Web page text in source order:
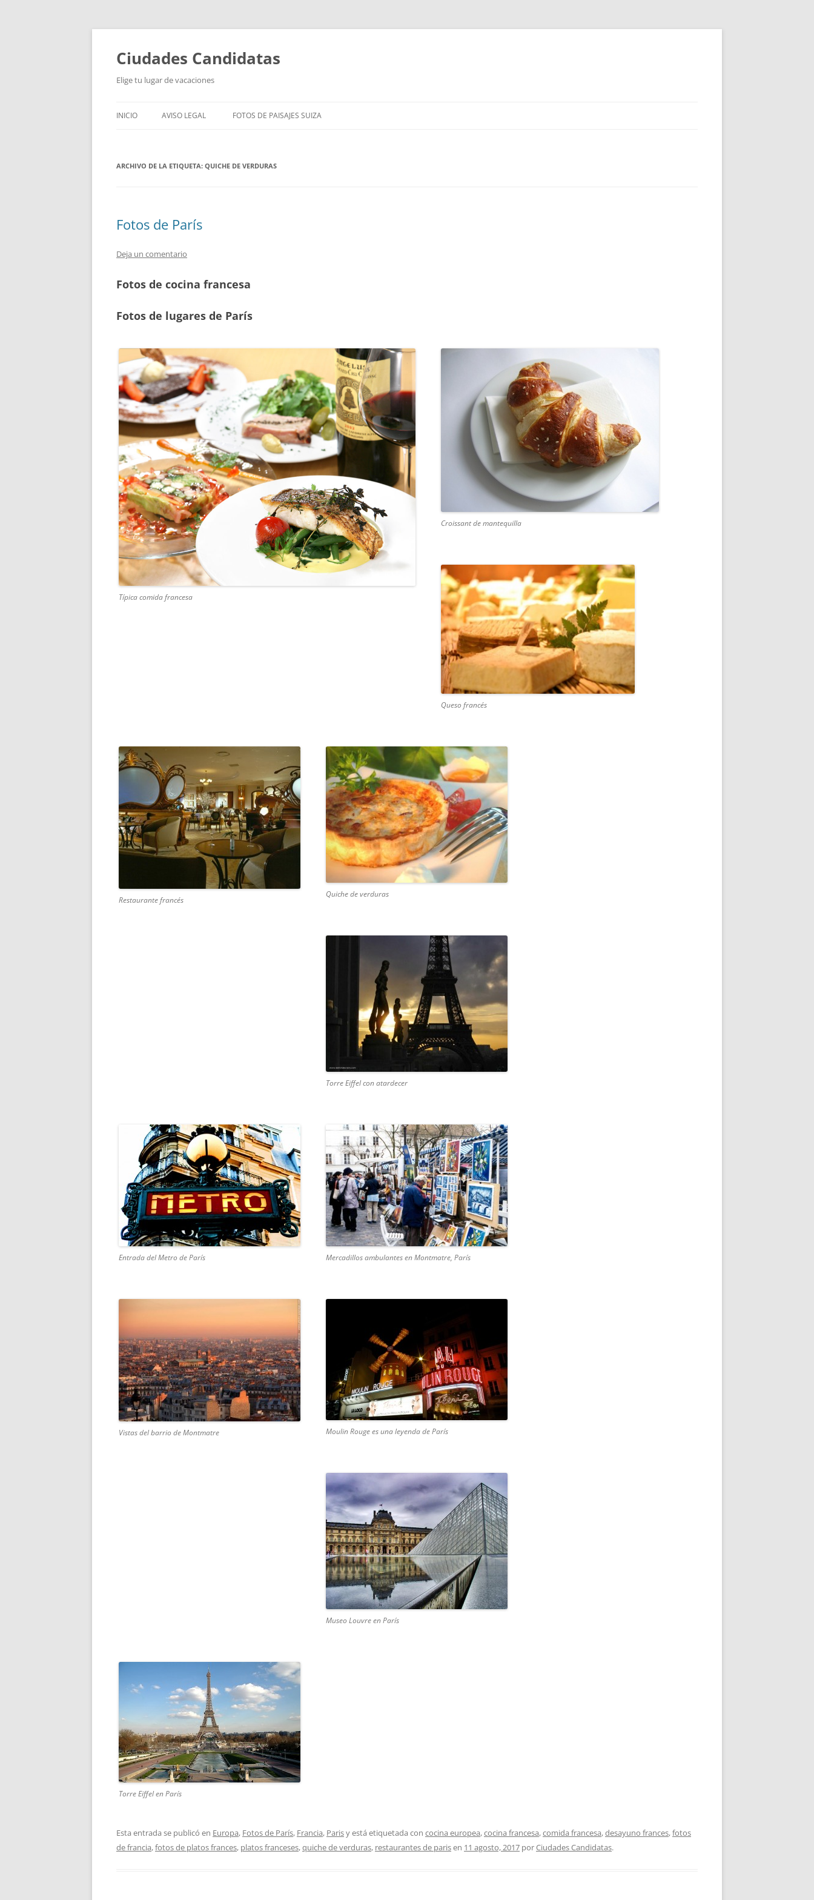
Saltar
contenido
Ciudades Candidatas
Elige tu lugar de vacaciones
INICIO AVISO LEGAL FOTOS DE PAISAJES SUIZA
ARCHIVO DE LA ETIQUETA: QUICHE DE VERDURAS
Fotos de París
Deja un comentario
Fotos de cocina francesa
Fotos de lugares de París
Típica comida francesa
Croissant de mantequilla
Queso francés
Restaurante francés
Quiche de verduras
Torre Eiffel con atardecer
Entrada del Metro de París Mercadillos ambulantes en Montmatre, París
Vistas del barrio de Montmatre Moulin Rouge es una leyenda de París
Museo Louvre en París
Torre Eiffel en París
Esta entrada se publicó en Europa, Fotos de París, Francia, Parisy está etiquetada con cocina europea,cocina francesa,comida francesa,desayuno frances,fotos
de francia,fotos de platos frances, platos franceses,quiche de verduras, restaurantes de parisen 11 agosto, 2017 porCiudades Candidatas.